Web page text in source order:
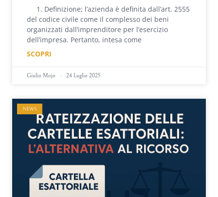
1. Definizione; l’azienda è definita dall’art. 2555
del codice civile come il complesso dei beni
organizzati dall’imprenditore per l’esercizio
dell’impresa. Pertanto, intesa come
SCOPRI
Giulio Mojo 24 Luglio 2025
NEWS